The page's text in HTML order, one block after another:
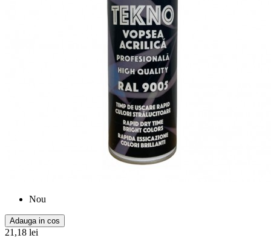
Nou
Adauga in cos
21,18 lei